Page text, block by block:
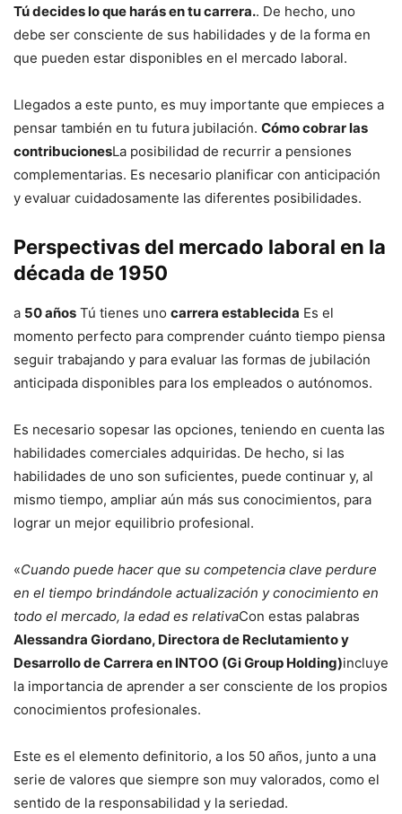
Tú decides lo que harás en tu carrera.. De hecho, uno
debe ser consciente de sus habilidades y de la forma en
que pueden estar disponibles en el mercado laboral.
Llegados a este punto, es muy importante que empieces a
pensar también en tu futura jubilación. Cómo cobrar las
contribucionesLa posibilidad de recurrir a pensiones
complementarias. Es necesario planificar con anticipación
y evaluar cuidadosamente las diferentes posibilidades.
Perspectivas del mercado laboral en la
década de 1950
a 50 años Tú tienes uno carrera establecida Es el
momento perfecto para comprender cuánto tiempo piensa
seguir trabajando y para evaluar las formas de jubilación
anticipada disponibles para los empleados o autónomos.
Es necesario sopesar las opciones, teniendo en cuenta las
habilidades comerciales adquiridas. De hecho, si las
habilidades de uno son suficientes, puede continuar y, al
mismo tiempo, ampliar aún más sus conocimientos, para
lograr un mejor equilibrio profesional.
«Cuando puede hacer que su competencia clave perdure
en el tiempo brindándole actualización y conocimiento en
todo el mercado, la edad es relativaCon estas palabras
Alessandra Giordano, Directora de Reclutamiento y
Desarrollo de Carrera en INTOO (Gi Group Holding)incluye
la importancia de aprender a ser consciente de los propios
conocimientos profesionales.
Este es el elemento definitorio, a los 50 años, junto a una
serie de valores que siempre son muy valorados, como el
sentido de la responsabilidad y la seriedad.